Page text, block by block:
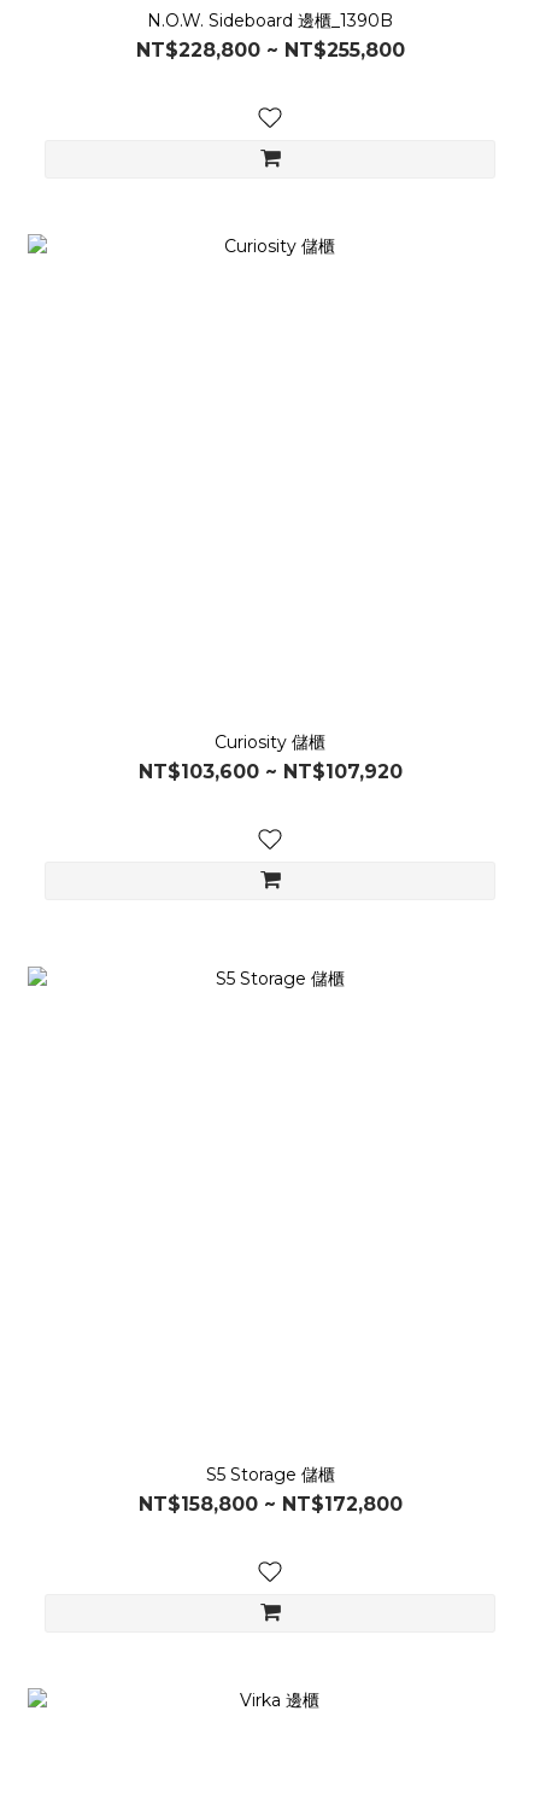
N.O.W. Sideboard 邊櫃_1390B
NT$228,800 ~ NT$255,800
Curiosity 儲櫃
NT$103,600 ~ NT$107,920
S5 Storage 儲櫃
NT$158,800 ~ NT$172,800